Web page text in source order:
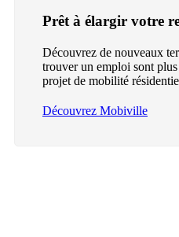
Prêt à élargir votre
Découvrez de nouveaux
trouver un emploi sont
projet de mobilité
Découvrez Mobiville